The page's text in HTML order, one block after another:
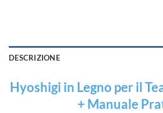
DESCRIZIONE
Hyoshigi in Legno per il
+ Manuale